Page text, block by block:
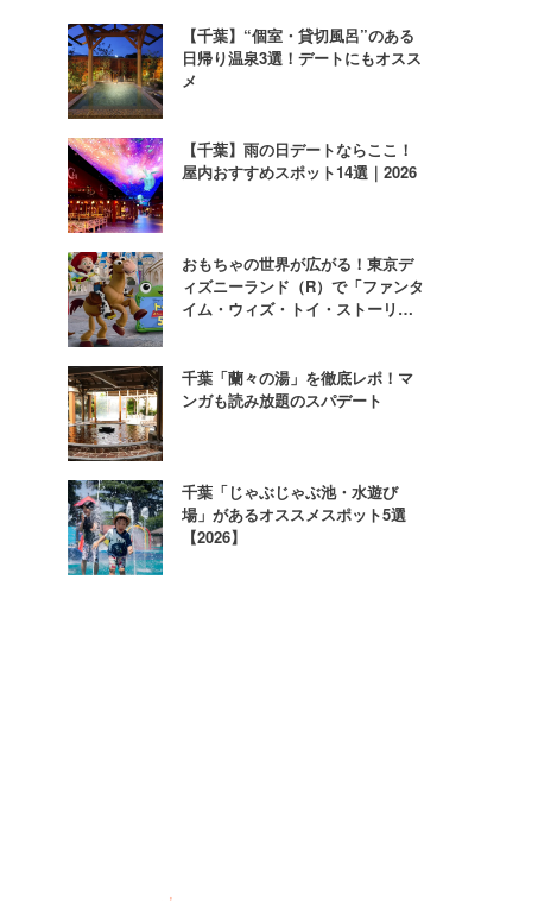
【千葉】“個室・貸切風呂”のある
日帰り温泉3選！デートにもオスス
メ
【千葉】雨の日デートならここ！
屋内おすすめスポット14選｜2026
おもちゃの世界が広がる！東京デ
ィズニーランド（R）で「ファンタ
イム・ウィズ・トイ・ストーリー
千葉「蘭々の湯」を徹底レポ！マ
ンガも読み放題のスパデート
千葉「じゃぶじゃぶ池・水遊び
場」があるオススメスポット5選
【2026】